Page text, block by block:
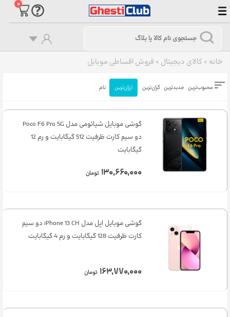
۰
خانه > کالای دیجیتال > فروش اقساطی موبایل
محبوب‌ترین جدیدترین گران‌ترین ارزان‌ترین نام
گوشی موبایل شیائومی مدل Poco F6 Pro 5G
دو سیم کارت ظرفیت 512 گیگابایت و رم 12
گیگابایت
۱۳۰,۶۶۰,۰۰۰ تومان
گوشی موبایل اپل مدل iPhone 13 CH دو سیم‌
کارت ظرفیت 128 گیگابایت و رم 4 گیگابایت
۱۶۳,۷۷۰,۰۰۰ تومان